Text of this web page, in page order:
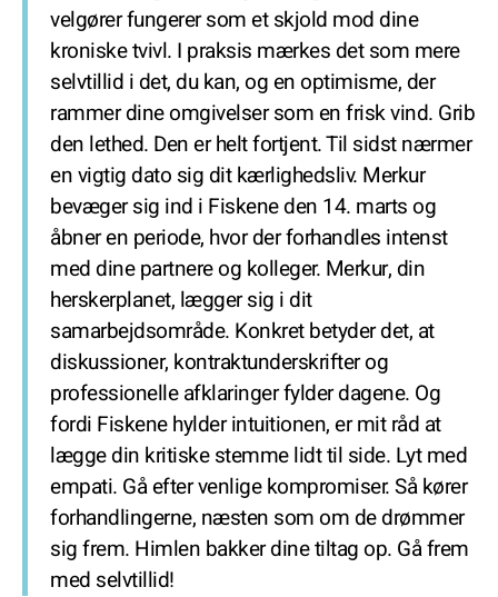
velgører fungerer som et skjold mod dine
kroniske tvivl. I praksis mærkes det som mere
selvtillid i det, du kan, og en optimisme, der
rammer dine omgivelser som en frisk vind. Grib
den lethed. Den er helt fortjent. Til sidst nærmer
en vigtig dato sig dit kærlighedsliv. Merkur
bevæger sig ind i Fiskene den 14. marts og
åbner en periode, hvor der forhandles intenst
med dine partnere og kolleger. Merkur, din
herskerplanet, lægger sig i dit
samarbejdsområde. Konkret betyder det, at
diskussioner, kontraktunderskrifter og
professionelle afklaringer fylder dagene. Og
fordi Fiskene hylder intuitionen, er mit råd at
lægge din kritiske stemme lidt til side. Lyt med
empati. Gå efter venlige kompromiser. Så kører
forhandlingerne, næsten som om de drømmer
sig frem. Himlen bakker dine tiltag op. Gå frem
med selvtillid!